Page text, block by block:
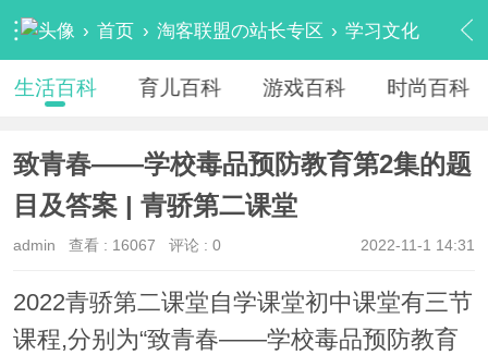
› 首页 › 淘客联盟の站长专区 › 学习文化
› 生活百科 › 内容
生活百科 育儿百科 游戏百科 时尚百科
致青春——学校毒品预防教育第2集的题
目及答案 | 青骄第二课堂
2022-11-1 14:31
admin 查看 : 16067 评论 : 0
2022青骄第二课堂自学课堂初中课堂有三节
课程,分别为“致青春——学校毒品预防教育